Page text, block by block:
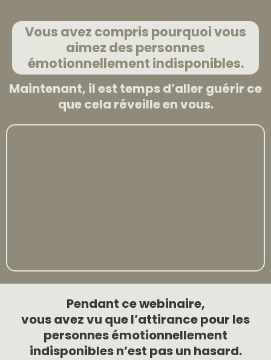
Vous avez compris pourquoi vous
aimez des personnes
émotionnellement indisponibles.
Maintenant, il est temps d’aller guérir ce
que cela réveille en vous.
Pendant ce webinaire,
vous avez vu que l’attirance pour les
personnes émotionnellement
indisponibles n’est pas un hasard.